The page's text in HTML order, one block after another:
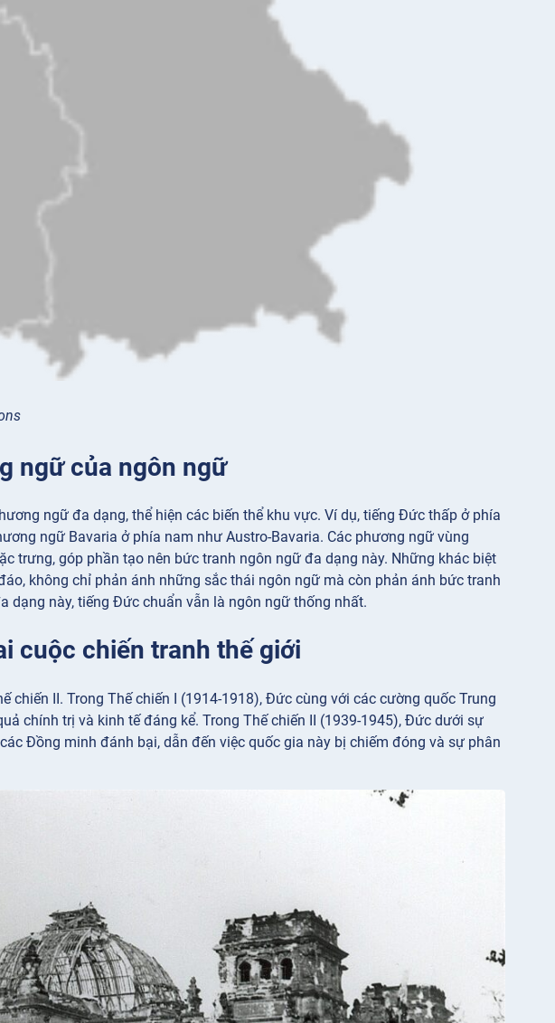
ngữ của ngôn ngữ
ngữ đa dạng, thể hiện các biến thể khu vực. Ví dụ, tiếng Đức thấp ở phía
ngữ Bavaria ở phía nam như Austro-Bavaria. Các phương ngữ vùng
trưng, góp phần tạo nên bức tranh ngôn ngữ đa dạng này. Những khác biệt
không chỉ phản ánh những sắc thái ngôn ngữ mà còn phản ánh bức tranh
dạng này, tiếng Đức chuẩn vẫn là ngôn ngữ thống nhất.
cuộc chiến tranh thế giới
chiến II. Trong Thế chiến I (1914-1918), Đức cùng với các cường quốc Trung
chính trị và kinh tế đáng kể. Trong Thế chiến II (1939-1945), Đức dưới sự
Đồng minh đánh bại, dẫn đến việc quốc gia này bị chiếm đóng và sự phân